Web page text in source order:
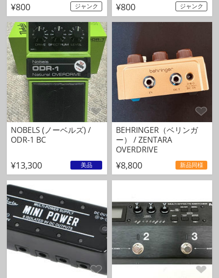
¥800 ジャンク ¥800 ジャンク
NOBELS (ノーベルズ) /
ODR-1 BC
¥13,300 美品
BEHRINGER（ベリンガ
ー） / ZENTARA
OVERDRIVE
¥8,800 新品同様